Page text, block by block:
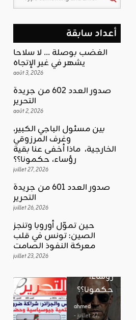
أعداد سابقة
الغضب بوصلة … لا سلاحا
يشهر في غير الإتجاه
août 3, 2026
صدور العدد 602 من جريدة
التحرير
août 2, 2026
بين مسئول الباجي الكبير،
وغرف المرزوقي
الخارجية، ماذا أخفى عنا بقية
رؤساء، حكمونا؟؟
juillet 27, 2026
صدور العدد 601 من جريدة
التحرير
juillet 26, 2026
حين تموّل أوروبا وتنجز
الصين: تونس في قلب
معركة النفوذ الصامت
juillet 23, 2026
بين
الباجي
المرزوقي
الخارجية،
ماذا أخفى
رؤساء،
حكمونا؟؟
ahmed
- juillet 27,